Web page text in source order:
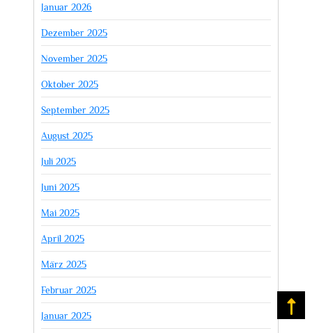
Januar 2026
Dezember 2025
November 2025
Oktober 2025
September 2025
August 2025
Juli 2025
Juni 2025
Mai 2025
April 2025
März 2025
Februar 2025
Januar 2025